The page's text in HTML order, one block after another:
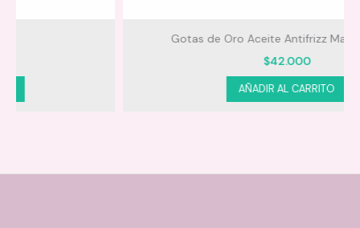
Gotas de Oro Aceite Antifrizz Magia Natural